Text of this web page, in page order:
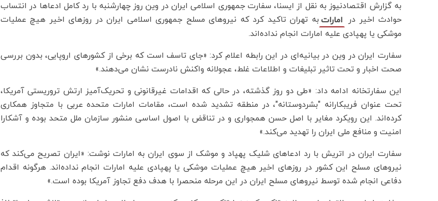
به گزارش اقتصادنیوز به نقل از ایسنا، سفارت جمهوری اسلامی ایران در وین روز چهارشنبه با رد کامل ادعاها در انتساب
حوادث اخیر در
امارات به تهران تاکید کرد که نیروهای مسلح جمهوری اسلامی ایران در روزهای اخیر هیچ عملیات
موشکی یا پهپادی علیه امارات انجام نداده‌اند.
سفارت ایران در وین در بیانیه‌ای در این رابطه اعلام کرد: «جای تاسف است که برخی از کشورهای اروپایی، بدون بررسی
صحت اخبار و تحت تاثیر تبلیغات و اطلاعات غلط، عجولانه واکنش نادرست نشان می‌دهند.»
این سفارتخانه ادامه داد: «طی دو روز گذشته، در حالی که اقدامات غیرقانونی و تحریک‌آمیز ارتش تروریستی آمریکا،
تحت عنوان فریبکارانه "بشردوستانه"، در منطقه تشدید شده است، مقامات امارات متحده عربی با متجاوز همکاری
کرده‌اند. این رویکرد مغایر با اصل حسن همجواری و در تناقض با اصول اساسی منشور سازمان ملل متحد بوده و آشکارا
امنیت و منافع ملی ایران را تهدید می‌کند.»
سفارت ایران در اتریش با رد ادعاهای شلیک پهپاد و موشک از سوی ایران به امارات نوشت: «ایران تصریح می‌کند که
نیروهای مسلح این کشور در روزهای اخیر هیچ عملیات موشکی یا پهپادی علیه امارات انجام نداده‌اند. هرگونه اقدام
دفاعی انجام شده توسط نیروهای مسلح ایران در این مرحله منحصرا با هدف دفع تجاوز آمریکا بوده است.»